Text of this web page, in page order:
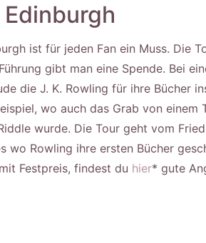
ist für jeden Fan ein Muss. Die
gibt man eine Spende. Bei
die J. K. Rowling für ihre Bücher
wo auch das Grab von einem
wurde. Die Tour geht vom
wo Rowling ihre ersten Bücher
Festpreis, findest du hier* gute